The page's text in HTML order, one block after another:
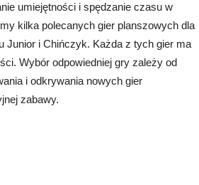
umiejętności i spędzanie czasu w
kilka polecanych gier planszowych dla
Junior i Chińczyk. Każda z tych gier ma
Wybór odpowiedniej gry zależy od
i odkrywania nowych gier
zabawy.